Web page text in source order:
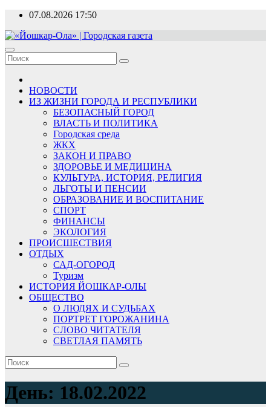
Перейти
содержимому
07.08.2026 17:50
«Йошкар-Ола» | Городская газета
Новости, события, люди
НОВОСТИ
ИЗ ЖИЗНИ ГОРОДА И РЕСПУБЛИКИ
БЕЗОПАСНЫЙ ГОРОД
ВЛАСТЬ И ПОЛИТИКА
Городская среда
ЖКХ
ЗАКОН И ПРАВО
ЗДОРОВЬЕ И МЕДИЦИНА
КУЛЬТУРА, ИСТОРИЯ, РЕЛИГИЯ
ЛЬГОТЫ И ПЕНСИИ
ОБРАЗОВАНИЕ И ВОСПИТАНИЕ
СПОРТ
ФИНАНСЫ
ЭКОЛОГИЯ
ПРОИСШЕСТВИЯ
ОТДЫХ
САД-ОГОРОД
Туризм
ИСТОРИЯ ЙОШКАР-ОЛЫ
ОБЩЕСТВО
О ЛЮДЯХ И СУДЬБАХ
ПОРТРЕТ ГОРОЖАНИНА
СЛОВО ЧИТАТЕЛЯ
СВЕТЛАЯ ПАМЯТЬ
День: 18.02.2022